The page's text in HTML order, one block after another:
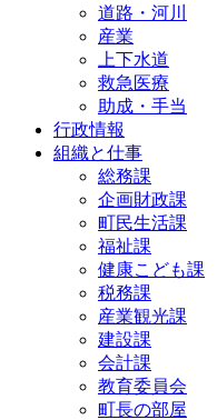
道路・河川
産業
上下水道
救急医療
助成・手当
行政情報
組織と仕事
総務課
企画財政課
町民生活課
福祉課
健康こども課
税務課
産業観光課
建設課
会計課
教育委員会
町長の部屋